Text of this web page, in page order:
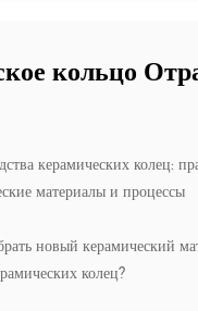
кольцо
керамических колец:
материалы и процессы
новый керамический
колец?